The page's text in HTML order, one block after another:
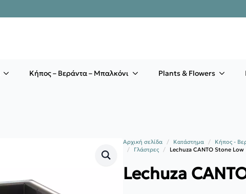
Κήπος – Βεράντα – Μπαλκόνι Plants & Flowers
Αρχική σελίδα Κατάστημα
Κήπος -
Γλάστρες
Lechuza CANTO Stone Low
Lechuza